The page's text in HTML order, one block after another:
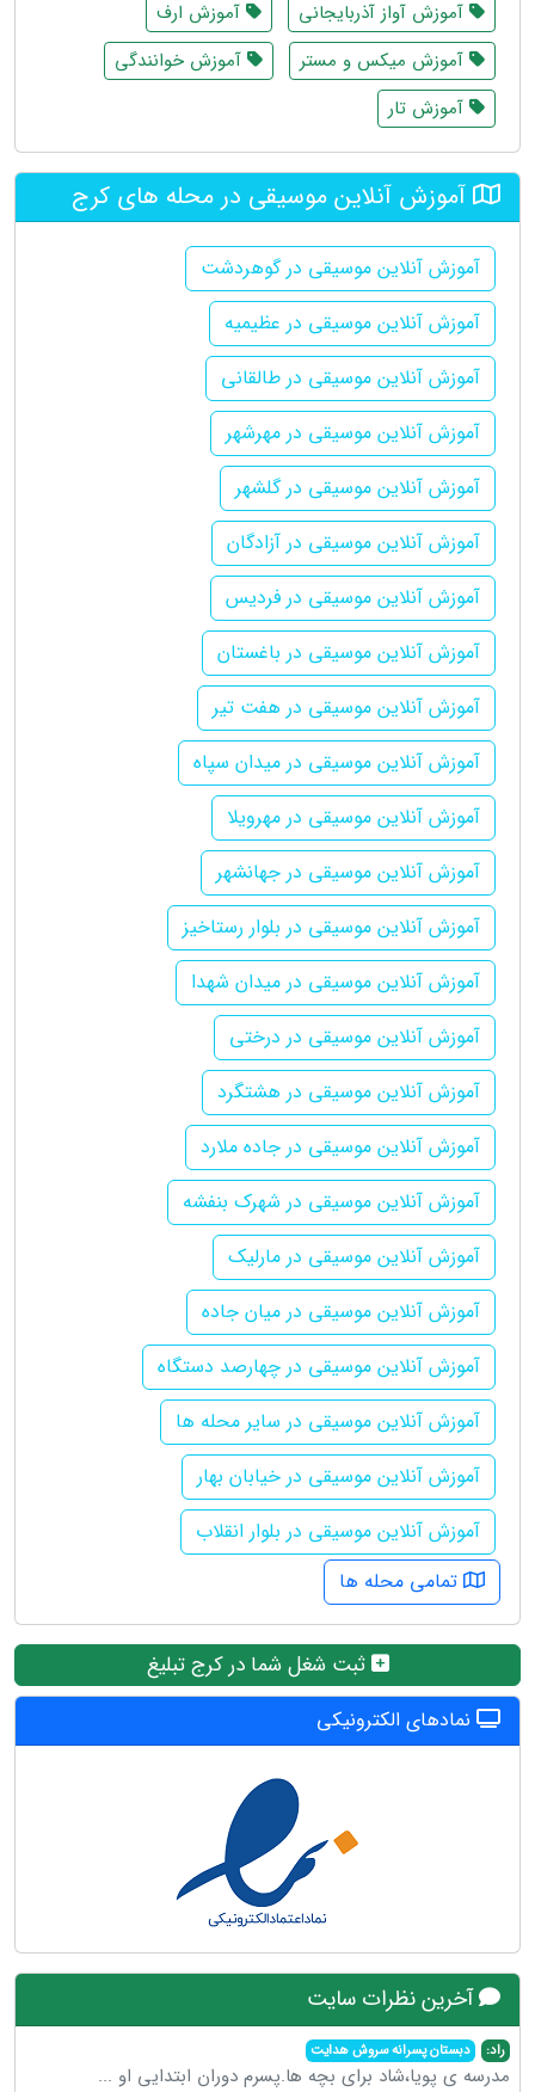
آموزش آواز آذربایجانی
آموزش ارف
آموزش میکس و مستر
آموزش خوانندگی
آموزش تار
آموزش آنلاین موسیقی در محله های کرج
آموزش آنلاین موسیقی در گوهردشت
آموزش آنلاین موسیقی در عظیمیه
آموزش آنلاین موسیقی در طالقانی
آموزش آنلاین موسیقی در مهرشهر
آموزش آنلاین موسیقی در گلشهر
آموزش آنلاین موسیقی در آزادگان
آموزش آنلاین موسیقی در فردیس
آموزش آنلاین موسیقی در باغستان
آموزش آنلاین موسیقی در هفت تیر
آموزش آنلاین موسیقی در میدان سپاه
آموزش آنلاین موسیقی در مهرویلا
آموزش آنلاین موسیقی در جهانشهر
آموزش آنلاین موسیقی در بلوار رستاخیز
آموزش آنلاین موسیقی در میدان شهدا
آموزش آنلاین موسیقی در درختی
آموزش آنلاین موسیقی در هشتگرد
آموزش آنلاین موسیقی در جاده ملارد
آموزش آنلاین موسیقی در شهرک بنفشه
آموزش آنلاین موسیقی در مارلیک
آموزش آنلاین موسیقی در میان جاده
آموزش آنلاین موسیقی در چهارصد دستگاه
آموزش آنلاین موسیقی در سایر محله ها
آموزش آنلاین موسیقی در خیابان بهار
آموزش آنلاین موسیقی در بلوار انقلاب
تمامی محله ها
ثبت شغل شما در کرج تبلیغ
نمادهای الکترونیکی
آخرین نظرات سایت
راد: دبستان پسرانه سروش هدایت
مدرسه ی پویا،شاد برای بچه ها.پسرم دوران ابتدایی او ...